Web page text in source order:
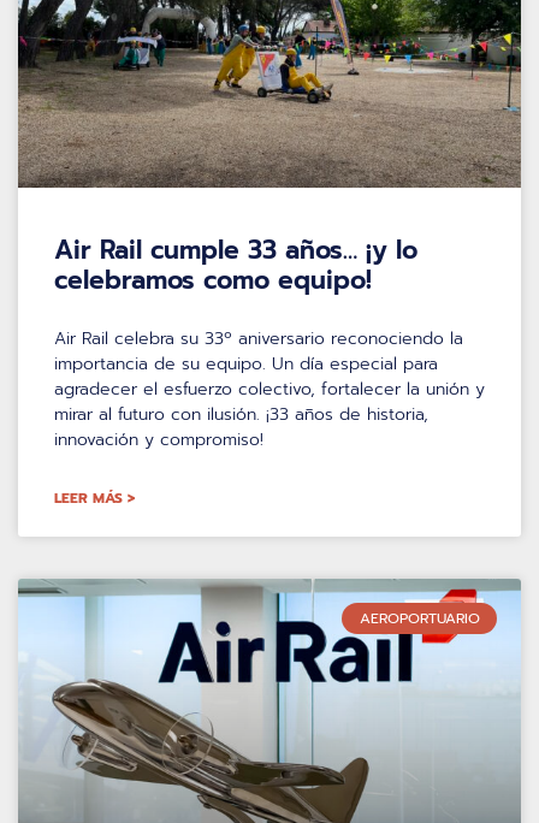
Air Rail cumple 33 años… ¡y lo
celebramos como equipo!
Air Rail celebra su 33º aniversario reconociendo la
importancia de su equipo. Un día especial para
agradecer el esfuerzo colectivo, fortalecer la unión y
mirar al futuro con ilusión. ¡33 años de historia,
innovación y compromiso!
LEER MÁS >
AEROPORTUARIO